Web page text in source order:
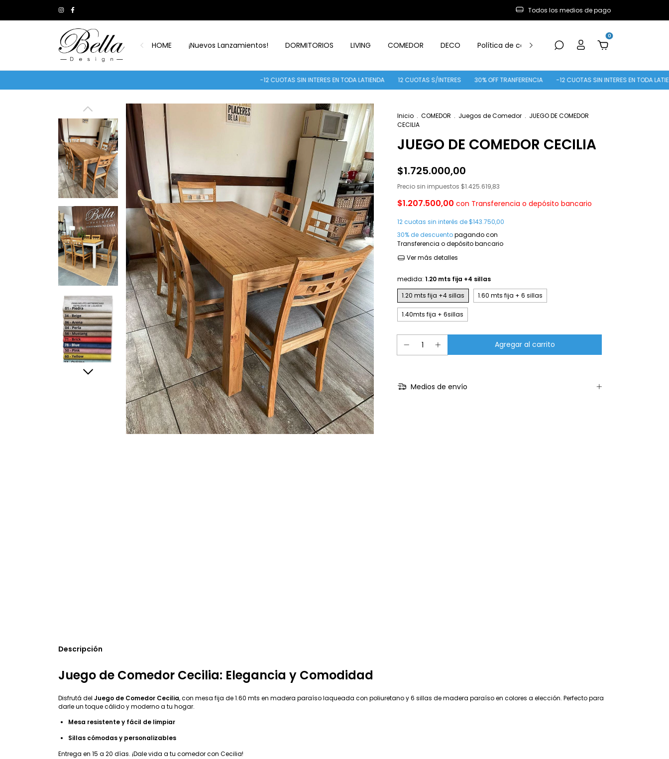
Todos los medios de pago
HOME ¡Nuevos Lanzamientos! DORMITORIOS LIVING COMEDOR DECO Política de cambio y Devolución
0
-12 CUOTAS SIN INTERES EN TODA LATIENDA 12 CUOTAS S/INTERES 30% OFF TRANFERENCIA -12 CUOTAS SIN INTERES EN TODA LATIENDA 12
Inicio . COMEDOR . Juegos de Comedor . JUEGO DE COMEDOR
CECILIA
JUEGO DE COMEDOR CECILIA
$1.725.000,00
Precio sin impuestos $1.425.619,83
$1.207.500,00 con Transferencia o depósito bancario
12 cuotas sin interés de $143.750,00
30% de descuentopagando con
Transferencia o depósito bancario
Ver más detalles
medida: 1.20 mts fija +4 sillas
1.20 mts fija +4 sillas
1.60 mts fija + 6 sillas
1.40mts fija + 6sillas
Medios de envío
Descripción
Juego de Comedor Cecilia: Elegancia y Comodidad
Disfrutá del Juego de Comedor Cecilia, con mesa fija de 1.60 mts en madera paraíso laqueada con poliuretano y 6 sillas de madera paraíso en colores a elección. Perfecto para
darle un toque cálido y moderno a tu hogar.
Mesa resistente y fácil de limpiar
Sillas cómodas y personalizables
Entrega en 15 a 20 días. ¡Dale vida a tu comedor con Cecilia!